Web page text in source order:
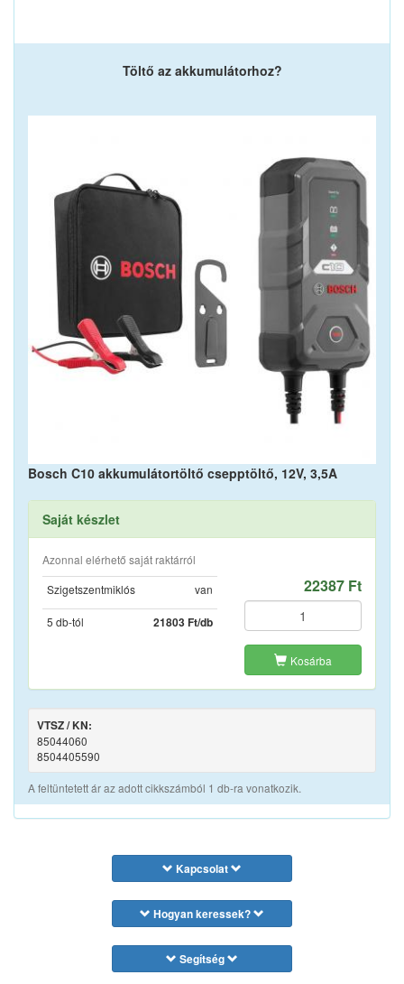
Töltő az akkumulátorhoz?
Bosch C10 akkumulátortöltő csepptöltő, 12V, 3,5A
Saját készlet
Azonnal elérhető saját raktárról
Szigetszentmiklós
van
5 db-tól 21803 Ft/db
22387 Ft
Kosárba
VTSZ / KN:
85044060
8504405590
A feltüntetett ár az adott cikkszámból 1 db-ra vonatkozik.
Kapcsolat
Hogyan keressek?
Segítség